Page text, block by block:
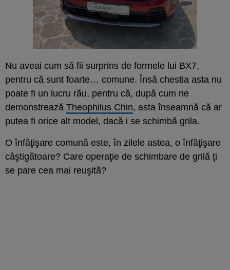
Nu aveai cum să fii surprins de formele lui BX7,
pentru că sunt foarte… comune. Însă chestia asta nu
poate fi un lucru rău, pentru că, după cum ne
demonstrează Theophilus Chin, asta înseamnă că ar
putea fi orice alt model, dacă i se schimbă grila.
O înfăţişare comună este, în zilele astea, o înfăţişare
câştigătoare? Care operaţie de schimbare de grilă ţi
se pare cea mai reuşită?